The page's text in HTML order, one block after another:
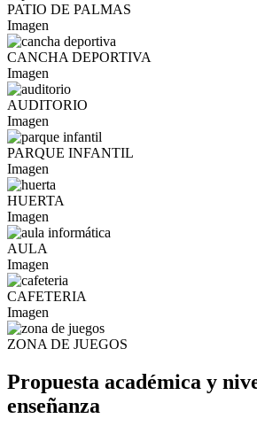
PATIO DE PALMAS
Imagen
CANCHA DEPORTIVA
Imagen
AUDITORIO
Imagen
PARQUE INFANTIL
Imagen
HUERTA
Imagen
AULA
Imagen
CAFETERIA
Imagen
ZONA DE JUEGOS
Propuesta académica y
enseñanza